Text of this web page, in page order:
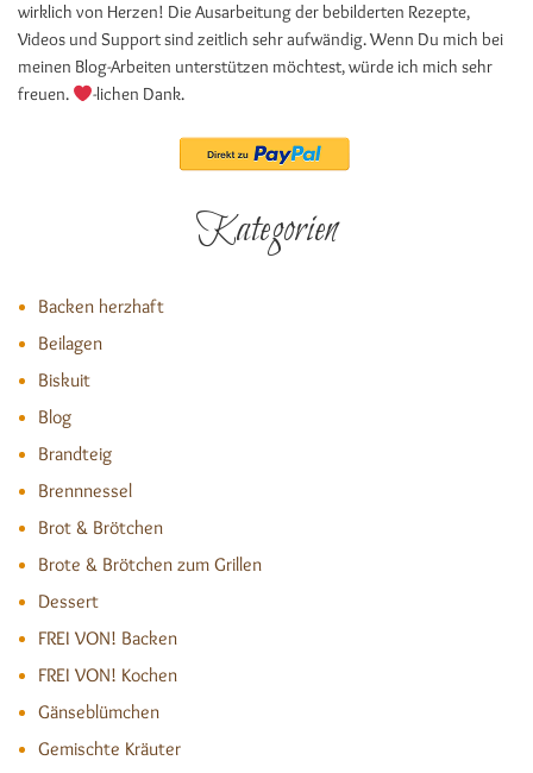
wirklich von Herzen! Die Ausarbeitung der bebilderten Rezepte,
Videos und Support sind zeitlich sehr aufwändig. Wenn Du mich bei
meinen Blog-Arbeiten unterstützen möchtest, würde ich mich sehr
freuen.
-lichen Dank.
Kategorien
Backen herzhaft
Beilagen
Biskuit
Blog
Brandteig
Brennnessel
Brot & Brötchen
Brote & Brötchen zum Grillen
Dessert
FREI VON! Backen
FREI VON! Kochen
Gänseblümchen
Gemischte Kräuter